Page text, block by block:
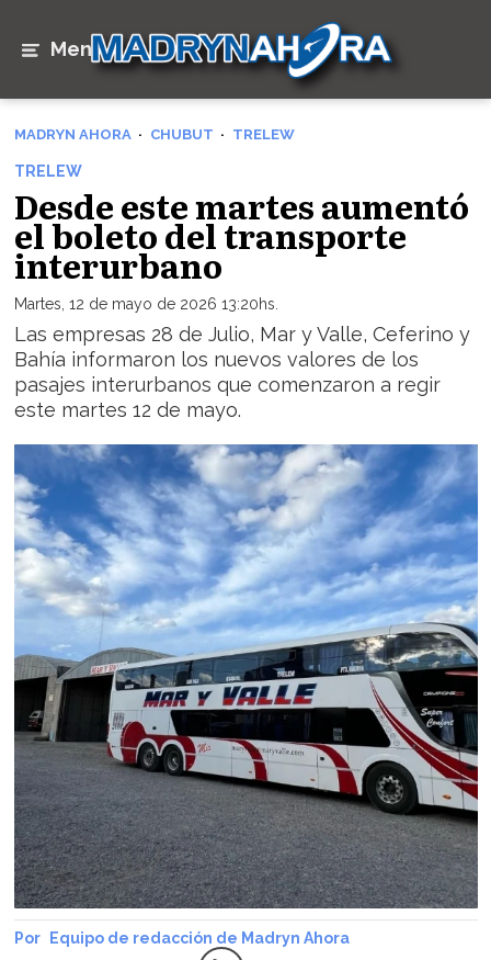
Menú
MADRYN AHORA CHUBUT TRELEW
TRELEW
Desde este martes aumentó
el boleto del transporte
interurbano
Martes, 12 de mayo de 2026 13:20hs.
Las empresas 28 de Julio, Mar y Valle, Ceferino y
Bahía informaron los nuevos valores de los
pasajes interurbanos que comenzaron a regir
este martes 12 de mayo.
Equipo de redacción de Madryn Ahora